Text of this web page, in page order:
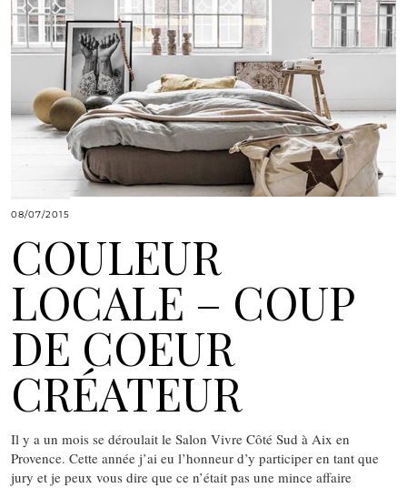
08/07/2015
COULEUR
LOCALE – COUP
DE COEUR
CRÉATEUR
Il y a un mois se déroulait le Salon Vivre Côté Sud à Aix en
Provence. Cette année j’ai eu l’honneur d’y participer en tant que
jury et je peux vous dire que ce n’était pas une mince affaire